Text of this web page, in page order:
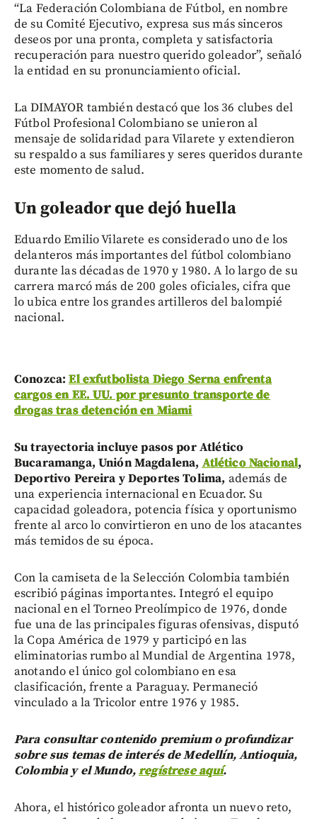
“La Federación Colombiana de Fútbol, en nombre
de su Comité Ejecutivo, expresa sus más sinceros
deseos por una pronta, completa y satisfactoria
recuperación para nuestro querido goleador”, señaló
la entidad en su pronunciamiento oficial.
La DIMAYOR también destacó que los 36 clubes del
Fútbol Profesional Colombiano se unieron al
mensaje de solidaridad para Vilarete y extendieron
su respaldo a sus familiares y seres queridos durante
este momento de salud.
Un goleador que dejó huella
Eduardo Emilio Vilarete es considerado uno de los
delanteros más importantes del fútbol colombiano
durante las décadas de 1970 y 1980. A lo largo de su
carrera marcó más de 200 goles oficiales, cifra que
lo ubica entre los grandes artilleros del balompié
nacional.
Conozca:El exfutbolista Diego Serna enfrenta
cargos en EE. UU. por presunto transporte de
drogas tras detención en Miami
Su trayectoria incluye pasos por Atlético
Bucaramanga, Unión Magdalena, Atlético Nacional,
Deportivo Pereira y Deportes Tolima, además de
una experiencia internacional en Ecuador. Su
capacidad goleadora, potencia física y oportunismo
frente al arco lo convirtieron en uno de los atacantes
más temidos de su época.
Con la camiseta de la Selección Colombia también
escribió páginas importantes. Integró el equipo
nacional en el Torneo Preolímpico de 1976, donde
fue una de las principales figuras ofensivas, disputó
la Copa América de 1979 y participó en las
eliminatorias rumbo al Mundial de Argentina 1978,
anotando el único gol colombiano en esa
clasificación, frente a Paraguay. Permaneció
vinculado a la Tricolor entre 1976 y 1985.
Para consultar contenido premium o profundizar
sobre sus temas de interés de Medellín, Antioquia,
Colombia y el Mundo,regístrese aquí.
Ahora, el histórico goleador afronta un nuevo reto,